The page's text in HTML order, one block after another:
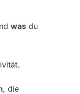
was du
, die